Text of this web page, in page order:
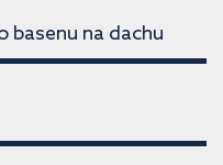
basenu na dachu